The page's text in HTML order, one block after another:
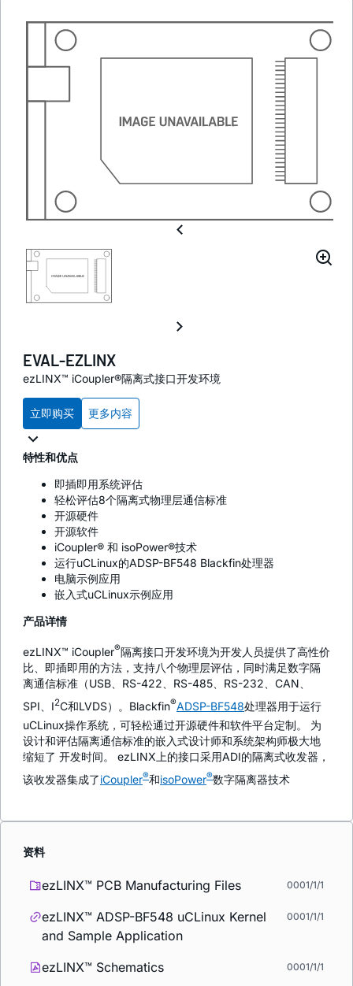
EVAL-EZLINX
ezLINX™ iCoupler®隔离式接口开发环境
立即购买 更多内容
特性和优点
即插即用系统评估
轻松评估8个隔离式物理层通信标准
开源硬件
开源软件
iCoupler® 和 isoPower®技术
运行uCLinux的ADSP-BF548 Blackfin处理器
电脑示例应用
嵌入式uCLinux示例应用
产品详情
ezLINX™ iCoupler®隔离接口开发环境为开发人员提供了高性价
比、即插即用的方法，支持八个物理层评估，同时满足数字隔
离通信标准（USB、RS-422、RS-485、RS-232、CAN、
SPI、I2C和LVDS）。Blackfin®ADSP-BF548处理器用于运行
uCLinux操作系统，可轻松通过开源硬件和软件平台定制。 为
设计和评估隔离通信标准的嵌入式设计师和系统架构师极大地
缩短了 开发时间。 ezLINX上的接口采用ADI的隔离式收发器，
该收发器集成了iCoupler®和isoPower®数字隔离器技术
资料
ezLINX™ PCB Manufacturing Files 0001/1/1
ezLINX™ ADSP-BF548 uCLinux Kernel
and Sample Application
0001/1/1
ezLINX™ Schematics 0001/1/1